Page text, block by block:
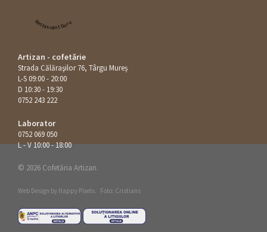
Restaurant Guru
Artizan - cofetărie
Strada Călăraşilor 76, Târgu Mureș
L-S 09:00 - 20:00
D 10:30 - 19:30
0752 243 222
Laborator
0752 069 050
L - V 10:00 - 18:00
© 2026 Cofetăria Artizan.
Web Design by Happy Pixels. Foto: Cristians